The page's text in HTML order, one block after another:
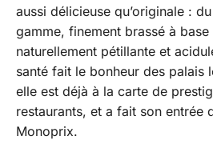
aussi délicieuse qu’originale :
gamme, finement brassé à
naturellement pétillante et
santé fait le bonheur des palais
elle est déjà à la carte de
restaurants, et a fait son entrée
Monoprix.